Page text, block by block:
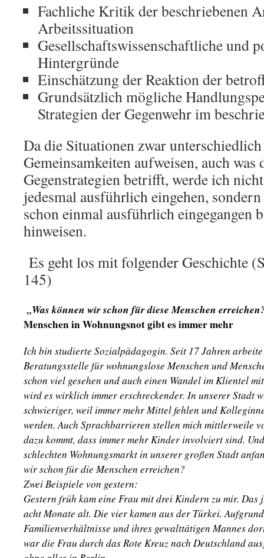
Fachliche Kritik der beschriebenen
Arbeitssituation
Gesellschaftswissenschaftliche und
Hintergründe
Einschätzung der Reaktion der
Grundsätzlich mögliche
Strategien der Gegenwehr im
Da die Situationen zwar
Gemeinsamkeiten aufweisen, auch
Gegenstrategien betrifft, werde ich
jedesmal ausführlich eingehen,
schon einmal ausführlich eingegangen
hinweisen.
Es geht los mit folgender Geschichte
145)
„Was können wir schon für diese Menschen
Menschen in Wohnungsnot gibt es immer mehr
Ich bin studierte Sozialpädagogin. Seit 17 Jahren
Beratungsstelle für wohnungslose Menschen und
schon viel gesehen und auch einen Wandel im Klientel
wird es wirklich immer erschreckender. In unserer Stadt
schwieriger, weil immer mehr Mittel fehlen und
werden. Auch Sprachbarrieren stellen mich mittlerweile
dazu kommt, dass immer mehr Kinder involviert sind.
schlechten Wohnungsmarkt in unserer großen Stadt
wir schon für die Menschen erreichen?
Zwei Beispiele von gestern:
Gestern früh kam eine Frau mit drei Kindern zu mir. Das
acht Monate alt. Die vier kamen aus der Türkei.
Familienverhältnisse und ihres gewalttätigen Mannes
war die Frau durch das Rote Kreuz nach Deutschland